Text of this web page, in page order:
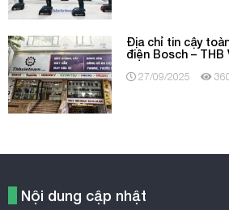
Địa chỉ tin cậy
điện Bosch – THB
27/09/2025
Nội dung cập nhật